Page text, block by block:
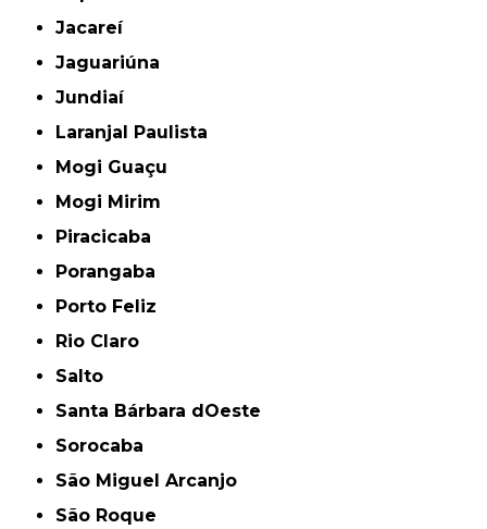
Jacareí
Jaguariúna
Jundiaí
Laranjal Paulista
Mogi Guaçu
Mogi Mirim
Piracicaba
Porangaba
Porto Feliz
Rio Claro
Salto
Santa Bárbara dOeste
Sorocaba
São Miguel Arcanjo
São Roque